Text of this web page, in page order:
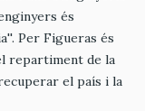
és
Per Figueras és
repartiment de la
el país i la